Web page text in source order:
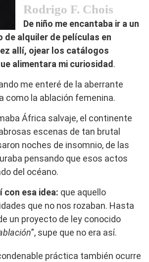
Rodrigo F. Chois
De niño me encantaba ir a un
de alquiler de películas en
allí, ojear los catálogos
alimentara mi curiosidad .
me enteré de la aberrante
como la ablación femenina.
África salvaje, el continente
escenas de tan brutal
noches de insomnio, de las
pensando que esos actos
del océano.
con esa idea: que aquello
que no nos rozaban. Hasta
un proyecto de ley conocido
”, supe que no era así.
práctica también ocurre